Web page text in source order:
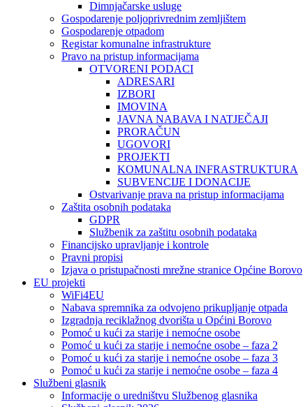
Dimnjačarske usluge
Gospodarenje poljoprivrednim zemljištem
Gospodarenje otpadom
Registar komunalne infrastrukture
Pravo na pristup informacijama
OTVORENI PODACI
ADRESARI
IZBORI
IMOVINA
JAVNA NABAVA I NATJEČAJI
PRORAČUN
UGOVORI
PROJEKTI
KOMUNALNA INFRASTRUKTURA
SUBVENCIJE I DONACIJE
Ostvarivanje prava na pristup informacijama
Zaštita osobnih podataka
GDPR
Službenik za zaštitu osobnih podataka
Financijsko upravljanje i kontrole
Pravni propisi
Izjava o pristupačnosti mrežne stranice Općine Borovo
EU projekti
WiFi4EU
Nabava spremnika za odvojeno prikupljanje otpada
Izgradnja reciklažnog dvorišta u Općini Borovo
Pomoć u kući za starije i nemoćne osobe
Pomoć u kući za starije i nemoćne osobe – faza 2
Pomoć u kući za starije i nemoćne osobe – faza 3
Pomoć u kući za starije i nemoćne osobe – faza 4
Službeni glasnik
Informacije o uredništvu Službenog glasnika